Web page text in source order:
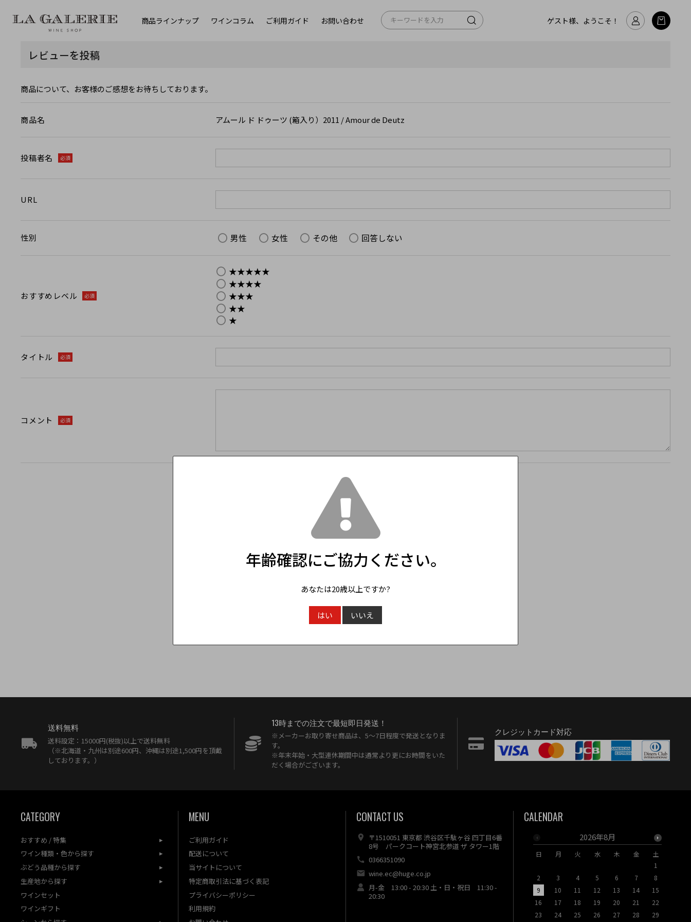
商品ラインナップ ワインコラム ご利用ガイド お問い合わせ ゲスト様、ようこそ！
レビューを投稿
商品について、お客様のご感想をお待ちしております。
商品名 アムール ド ドゥーツ (箱入り）2011 / Amour de Deutz
投稿者名 必須
URL
性別 男性 女性 その他 回答しない
おすすめレベル 必須
★★★★★
★★★★
★★★
★★
★
タイトル 必須
コメント 必須
確認ページへ
戻る
送料無料
送料設定：15000円(税抜)以上で送料無料
（※北海道・九州は別途600円、沖縄は別途1,500円を頂戴
しております。）
13時までの注文で最短即日発送！
※メーカーお取り寄せ商品は、5〜7日程度で発送となりま
す。
※年末年始・大型連休期間中は通常より更にお時間をいた
だく場合がございます。
クレジットカード対応
CATEGORY
おすすめ / 特集
ワイン種類・色から探す
ぶどう品種から探す
生産地から探す
ワインセット
ワインギフト
MENU
ご利用ガイド
配送について
当サイトについて
特定商取引法に基づく表記
プライバシーポリシー
利用規約
CONTACT US
〒1510051 東京都 渋谷区千駄ヶ谷 四丁目6番
8号 パークコート神宮北参道 ザ タワー1階
0366351090
wine.ec@huge.co.jp
月-金 13:00 - 20:30 土・日・祝日 11:30 -
20:30
CALENDAR
2026年8月
日 月 火 水 木 金
土
1
2
3 4 5 6 7
8
9
10 11 12 13 14
15
16
17 18 19 20 21
22
23
24 25 26 27 28 29
年齢確認にご協力ください。
あなたは20歳以上ですか?
はい いいえ